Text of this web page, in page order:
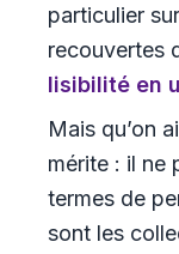
particulier
recouvertes
lisibilité en
Mais qu’on
mérite : il ne
termes de
sont les